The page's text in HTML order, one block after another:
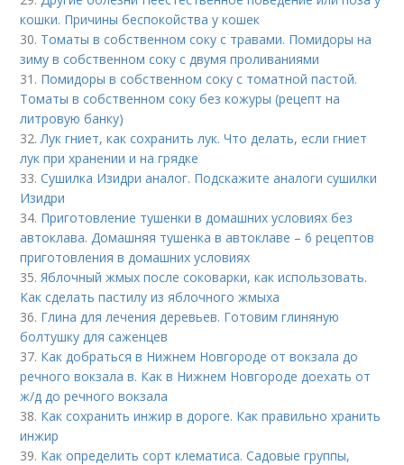
кошки. Причины беспокойства у кошек
30. Томаты в собственном соку с травами. Помидоры на
зиму в собственном соку с двумя проливаниями
31. Помидоры в собственном соку с томатной пастой.
Томаты в собственном соку без кожуры (рецепт на
литровую банку)
32.Лук гниет, как сохранить лук. Что делать, если гниет
лук при хранении и на грядке
33.Сушилка Изидри аналог. Подскажите аналоги сушилки
Изидри
34. Приготовление тушенки в домашних условиях без
автоклава. Домашняя тушенка в автоклаве – 6 рецептов
приготовления в домашних условиях
35.Яблочный жмых после соковарки, как использовать.
Как сделать пастилу из яблочного жмыха
36. Глина для лечения деревьев. Готовим глиняную
болтушку для саженцев
37. Как добраться в Нижнем Новгороде от вокзала до
речного вокзала в. Как в Нижнем Новгороде доехать от
ж/д до речного вокзала
38. Как сохранить инжир в дороге. Как правильно хранить
инжир
39. Как определить сорт клематиса. Садовые группы,